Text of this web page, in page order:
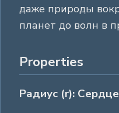
даже природы
планет до волн в
Properties
Радиус (r):